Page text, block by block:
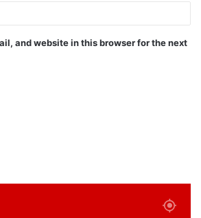
and website in this browser for the next